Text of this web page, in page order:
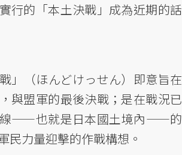
行的「本土決戰」成為近期的話
」（ほんどけっせん）即意旨在
與盟軍的最後決戰；是在戰況已
線——也就是日本國土境內——的
民力量迎擊的作戰構想。